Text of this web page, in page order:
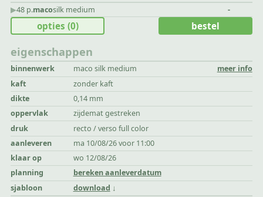
▶︎48 p.macosilk medium -
eigenschappen
binnenwerk maco silk medium
meer info
kaft
zonder kaft
dikte
0,14 mm
oppervlak
zijdemat gestreken
druk
recto / verso full color
aanleveren
ma 10/08/26 voor 11:00
klaar op
wo 12/08/26
planning
bereken aanleverdatum
sjabloon
download
opties (0) bestel